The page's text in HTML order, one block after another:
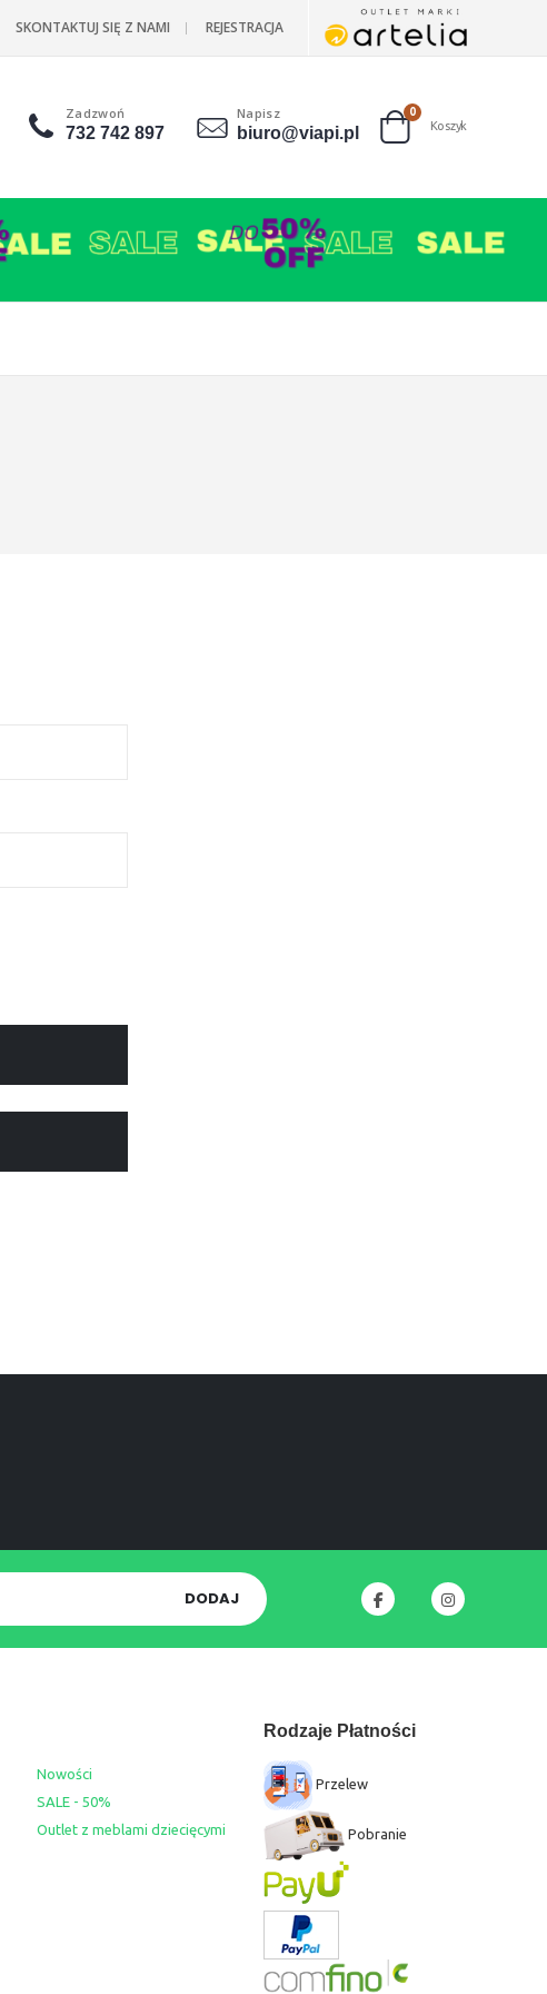
SKONTAKTUJ SIĘ Z NAMI REJESTRACJA
Zadzwoń
732 742 897
Napisz
biuro@viapi.pl Cart
0produkty
Koszyk
DODAJ
Nowości
SALE - 50%
Outlet z meblami dziecięcymi
Rodzaje Płatności
Przelew
Pobranie